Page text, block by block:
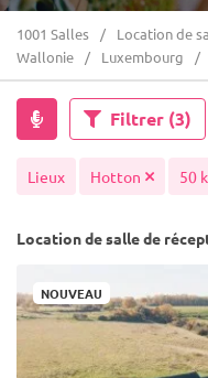
1001 Salles Location de
Wallonie
Luxembourg
Filtrer (3)
Lieux Hotton 50
Location de salle de
NOUVEAU